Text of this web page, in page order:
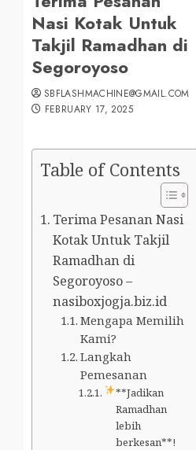
Nasi Kotak Untuk
Takjil Ramadhan di
Segoroyoso
SBFLASHMACHINE@GMAIL.COM
FEBRUARY 17, 2025
Table of Contents
Terima Pesanan Nasi
Kotak Untuk Takjil
Ramadhan di
Segoroyoso –
nasiboxjogja.biz.id
Mengapa Memilih
Kami?
Langkah
Pemesanan
**Jadikan
Ramadhan
lebih
berkesan**!